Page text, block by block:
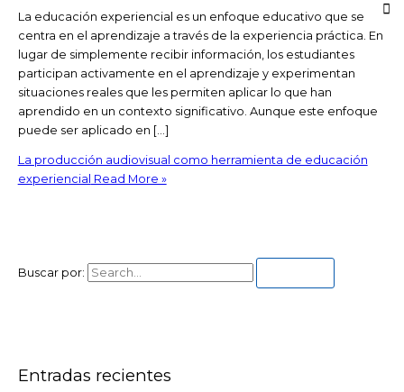
La educación experiencial es un enfoque educativo que se
centra en el aprendizaje a través de la experiencia práctica. En
lugar de simplemente recibir información, los estudiantes
participan activamente en el aprendizaje y experimentan
situaciones reales que les permiten aplicar lo que han
aprendido en un contexto significativo. Aunque este enfoque
puede ser aplicado en […]
La producción audiovisual como herramienta de educación
experiencial Read More »
Buscar por:
Entradas recientes